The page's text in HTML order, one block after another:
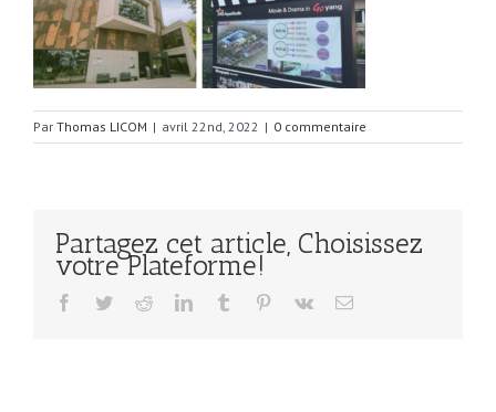
Par Thomas LICOM | avril 22nd, 2022 | 0 commentaire
Partagez cet article, Choisissez
votre Plateforme!
Facebook
TwitterRedditLinkedInTumblr Pinterest
Vk Email